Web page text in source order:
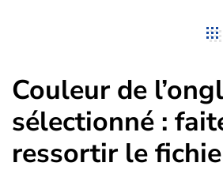
Couleur de
sélectionné :
ressortir le